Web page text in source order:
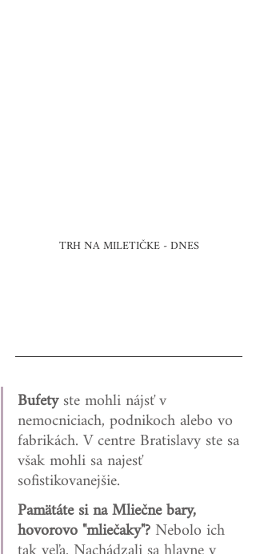
TRH NA MILETIČKE - DNES
Bufety ste mohli nájsť v
nemocniciach, podnikoch alebo vo
fabrikách. V centre Bratislavy ste sa
však mohli sa najesť
sofistikovanejšie.
Pamätáte si na Mliečne bary,
hovorovo "mliečaky"? Nebolo ich